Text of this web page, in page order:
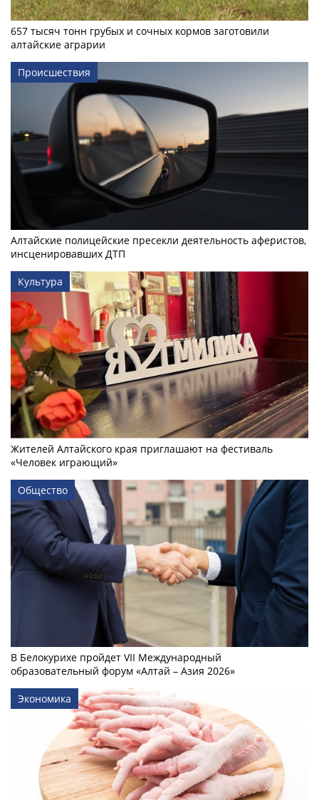
657 тысяч тонн грубых и сочных кормов заготовили
алтайские аграрии
Происшествия
Алтайские полицейские пресекли деятельность аферистов,
инсценировавших ДТП
Культура
Жителей Алтайского края приглашают на фестиваль
«Человек играющий»
Общество
В Белокурихе пройдет VII Международный
образовательный форум «Алтай – Азия 2026»
Экономика